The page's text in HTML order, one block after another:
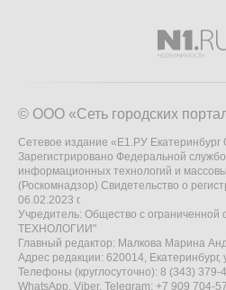
© ООО «Сеть городских
Сетевое издание «Е1.РУ Екатеринбург
Зарегистрировано Федеральной
информационных технологий и
(Роскомнадзор) Свидетельство о
06.02.2023 г.
Учредитель: Общество с
ТЕХНОЛОГИИ"
Главный редактор: Малкова Марина
Адрес редакции: 620014,
Телефоны (круглосуточно): 8 (343) 379-
WhatsApp, Viber, Telegram: +7 909 704-